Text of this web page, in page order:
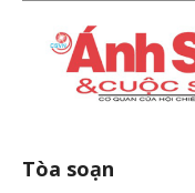
Tòa soạn